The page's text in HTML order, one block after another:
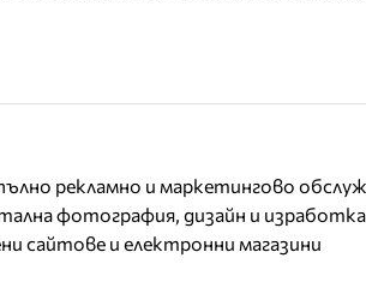
рекламно и маркетингово
фотография, дизайн и
сайтове и електронни магазини